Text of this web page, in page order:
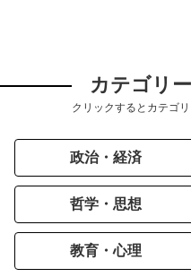
カテゴリ
クリックするとカテゴ
政治・経済
哲学・思想
教育・心理